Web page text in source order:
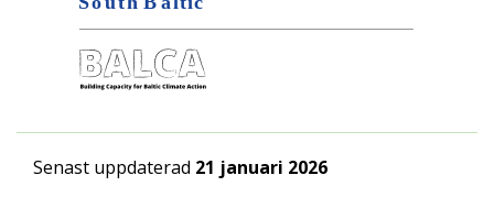
Senast uppdaterad 21 januari 2026